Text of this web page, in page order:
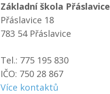
Základní škola Přáslavice
Přáslavice 18
783 54 Přáslavice
Tel.: 775 195 830
IČO: 750 28 867
Více kontaktů